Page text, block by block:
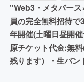
"Web3・メタバー
員の完全無料招待
年開催(土曜日昼開
原チケット代金:無
残ります）・生バン